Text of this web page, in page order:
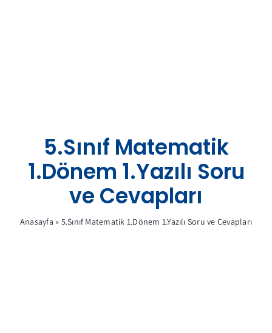
5.Sınıf Matematik
1.Dönem 1.Yazılı Soru
ve Cevapları
Anasayfa » 5.Sınıf Matematik 1.Dönem 1.Yazılı Soru ve Cevapları